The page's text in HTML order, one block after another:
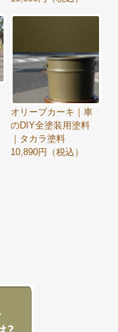
オリーブカーキ｜車
のDIY全塗装用塗料
｜タカラ塗料
10,890円（税込）